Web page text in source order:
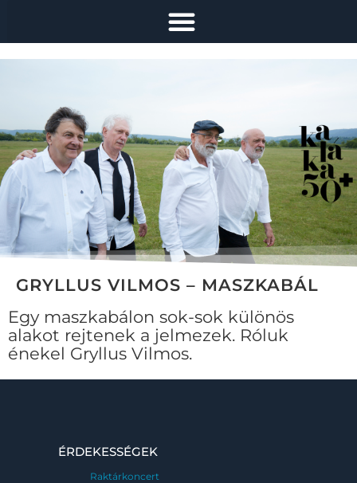
GRYLLUS VILMOS – MASZKABÁL
Egy maszkabálon sok-sok különös
alakot rejtenek a jelmezek. Róluk
énekel Gryllus Vilmos.
ÉRDEKESSÉGEK
Raktárkoncert